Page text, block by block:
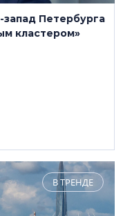
Петербурга
кластером»
В ТРЕНДЕ